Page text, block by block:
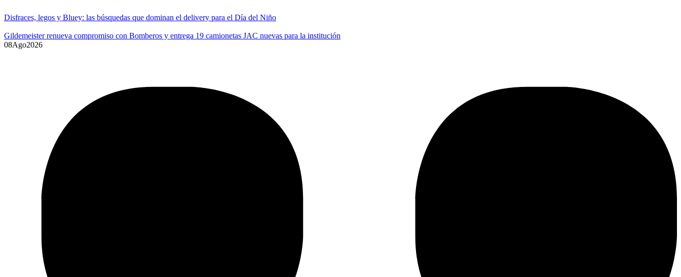
Disfraces, legos y Bluey: las búsquedas que dominan el delivery para el Día del Niño
Gildemeister renueva compromiso con Bomberos y entrega 19 camionetas JAC nuevas para la institución
08Ago2026